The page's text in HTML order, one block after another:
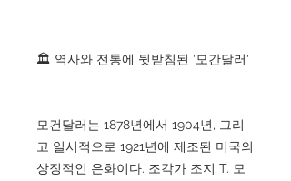
🏛 역사와 전통에 뒷받침된 '모간달러'
모건달러는 1878년에서 1904년, 그리
고 일시적으로 1921년에 제조된 미국의
상징적인 은화이다. 조각가 조지 T. 모